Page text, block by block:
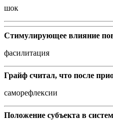
шок
Стимулирующее влияние
фасилитация
Грайф считал, что после
саморефлексии
Положение субъекта в